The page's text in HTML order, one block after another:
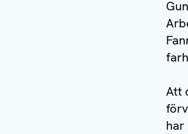
Att
har